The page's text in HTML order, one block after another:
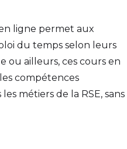
ligne permet aux
du temps selon leurs
ou ailleurs, ces cours en
compétences
métiers de la RSE, sans